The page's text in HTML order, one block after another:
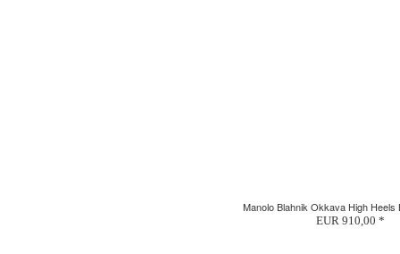
Manolo Blahnik Okkava High Heels
EUR 910,00 *